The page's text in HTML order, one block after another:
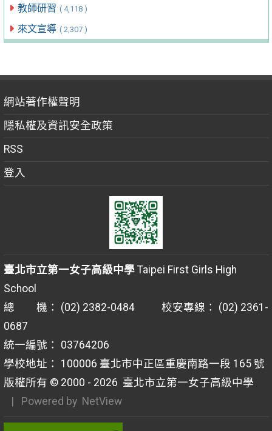
教師研習 ( 4,118 )
來文宣導 ( 2,307 )
網站著作權聲明
隱私權及資訊安全政策
RSS
登入
臺北市立第一女子高級中學Taipei First Girls High
School
總 機： (02) 2382-0484 校安專線： (02) 2361-
0687
統一編號： 03764206
學校地址： 100006 臺北市中正區重慶南路一段 165 號
版權所有 © 2000 - 2026 臺北市立第一女子高級中學
| Powered by NetView